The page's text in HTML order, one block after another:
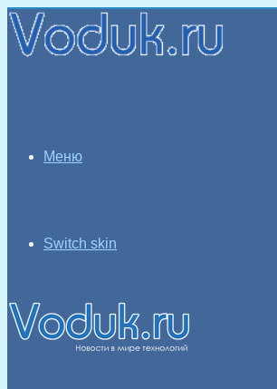
Меню
Switch skin